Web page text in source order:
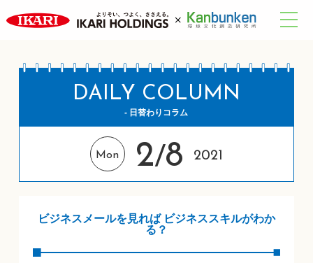
DAILY COLUMN
- 日替わりコラム
Mon 2/8 2021
ビジネスメールを見れば ビジネススキルがわか
る？